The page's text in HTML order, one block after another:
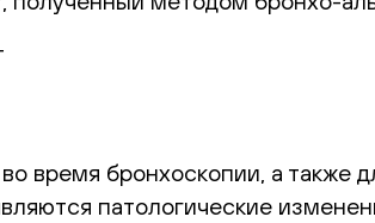
время бронхоскопии, а также
патологические